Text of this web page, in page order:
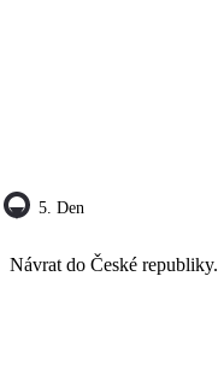
5. Den
Návrat do České republiky.